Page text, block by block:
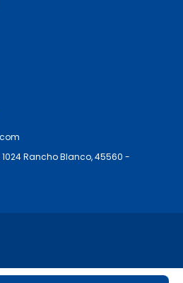
Rancho Blanco, 45560 -